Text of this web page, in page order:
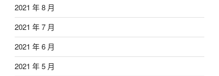
2021 年 8 月
2021 年 7 月
2021 年 6 月
2021 年 5 月